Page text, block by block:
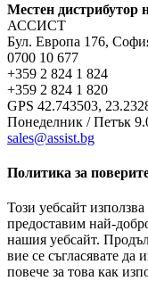
Местен дистрибутор
АССИСТ
Бул. Европа 176,
0700 10 677
+359 2 824 1 824
+359 2 824 1 820
GPS 42.743503,
Понеделник / Петък
sales@assist.bg
Политика за
Този уебсайт
предоставим най-
нашия уебсайт.
вие се съгласявате да
повече за това как